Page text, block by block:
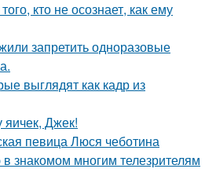
кто не осознает, как ему
запретить одноразовые
выглядят как кадр из
яичек, Джек!
певица Люся чеботина
знакомом многим телезрителям